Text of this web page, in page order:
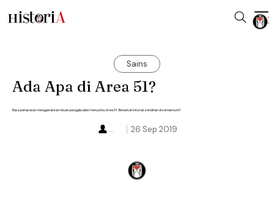
Sains
Ada Apa di Area 51?
Rasa penasaran menggerakkan ribuan penggila alien menyerbu Area 51. Benarkah kita tak sendirian di semesta ini?
26 Sep 2019
...